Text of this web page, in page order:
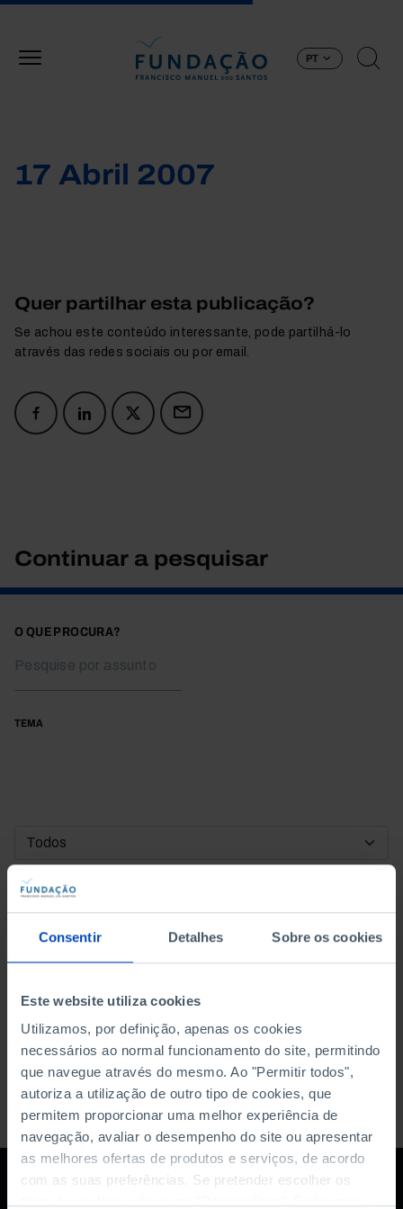
Consentir Detalhes Sobre os cookies
Este website utiliza cookies
Utilizamos, por definição, apenas os cookies
necessários ao normal funcionamento do site, permitindo
que navegue através do mesmo. Ao "Permitir todos",
autoriza a utilização de outro tipo de cookies, que
permitem proporcionar uma melhor experiência de
navegação, avaliar o desempenho do site ou apresentar
as melhores ofertas de produtos e serviços, de acordo
com as suas preferências. Se pretender escolher os
PT
17 Abril 2007
Quer partilhar esta publicação?
Se achou este conteúdo interessante, pode partilhá-lo
através das redes sociais ou por email.
Continuar a pesquisar
O QUE PROCURA?
TEMA
DATA DE INÍCIO
DATA DE FIM